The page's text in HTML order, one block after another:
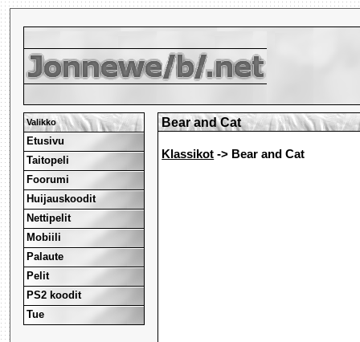
Valikko
Etusivu
Taitopeli
Foorumi
Huijauskoodit
Nettipelit
Mobiili
Palaute
Pelit
PS2 koodit
Tue
Bear and Cat
Klassikot -> Bear and Cat